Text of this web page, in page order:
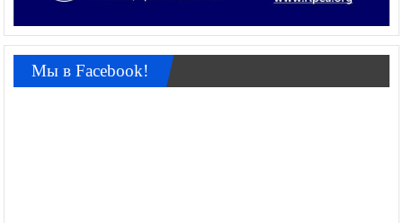
Мы в Facebook!